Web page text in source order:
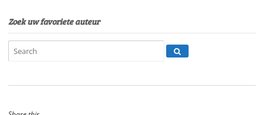
Zoek uw favoriete auteur